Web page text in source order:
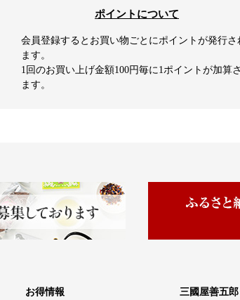
ポイントについて
会員登録するとお買い物ごとにポイントが発行さ
ます。
1回のお買い上げ金額100円毎に1ポイントが加算
ます。
お得情報
三國屋善五